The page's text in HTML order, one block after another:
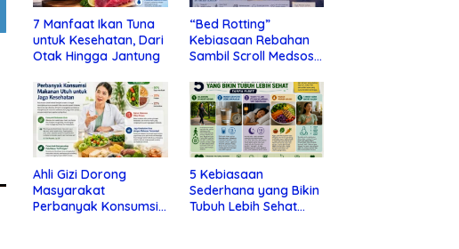
7 Manfaat Ikan Tuna
untuk Kesehatan, Dari
Otak Hingga Jantung
“Bed Rotting”
Kebiasaan Rebahan
Sambil Scroll Medsos
Depresi
Ahli Gizi Dorong
Masyarakat
Perbanyak Konsumsi
5 Kebiasaan
Sederhana yang Bikin
Tubuh Lebih Sehat